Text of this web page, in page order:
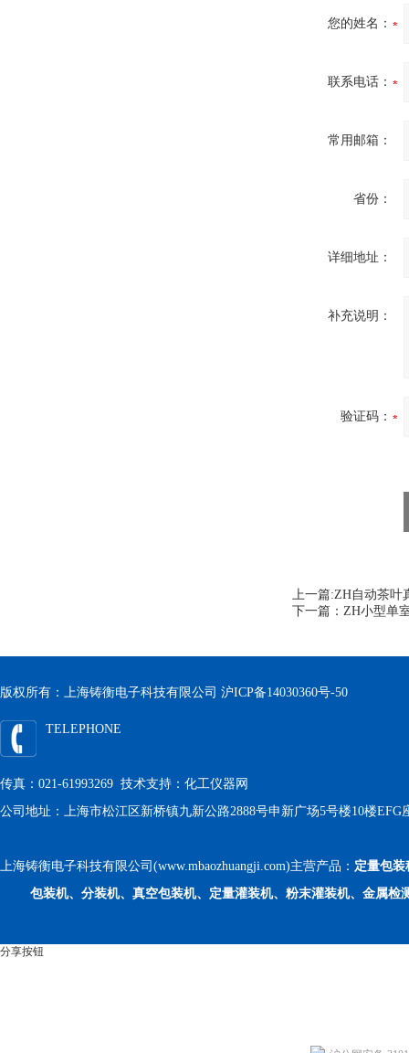
您的姓名：
联系电话：
常用邮箱：
省份：
详细地址：
补充说明：
验证码：
上一篇:ZH自动茶叶
下一篇： ZH小型单
版权所有：上海铸衡电子科技有限公司 沪ICP备14030360号-50
TELEPHONE
传真：021-61993269 技术支持： 化工仪器网
公司地址：上海市松江区新桥镇九新公路2888号申新广场5号楼10楼EFG
上海铸衡电子科技有限公司(www.mbaozhuangji.com)主营产品： 定量包装
包装机、分装机、真空包装机、定量灌装机、粉末灌装机、金属检
分享按钮